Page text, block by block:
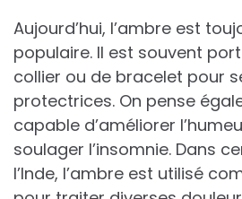
Aujourd’hui, l’ambre est
populaire. Il est souvent
collier ou de bracelet pour
protectrices. On pense
capable d’améliorer
soulager l’insomnie. Dans
l’Inde, l’ambre est utilisé